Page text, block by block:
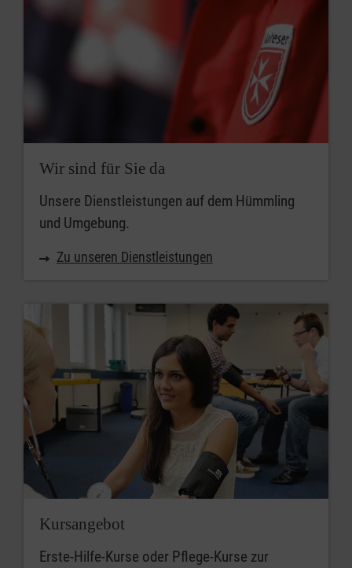
Wir sind für Sie da
Unsere Dienstleistungen auf dem Hümmling
und Umgebung.
Zu unseren Dienstleistungen
Kursangebot
Erste-Hilfe-Kurse oder Pflege-Kurse zur